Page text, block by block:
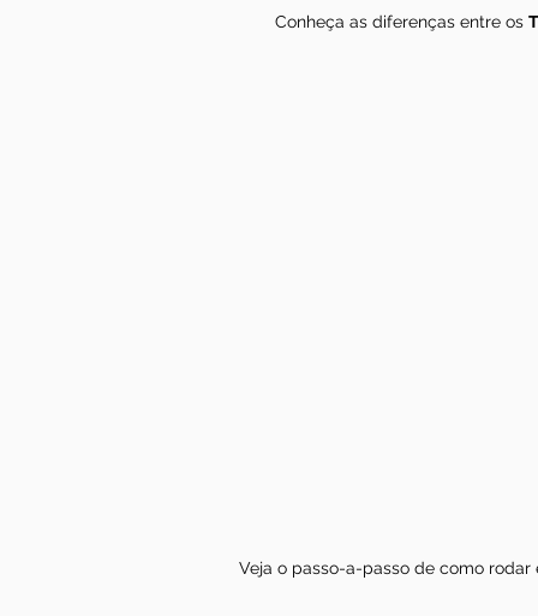
Conheça as diferenças entre os
Veja o passo-a-passo de como